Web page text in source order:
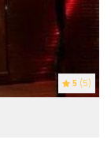
5 (5)